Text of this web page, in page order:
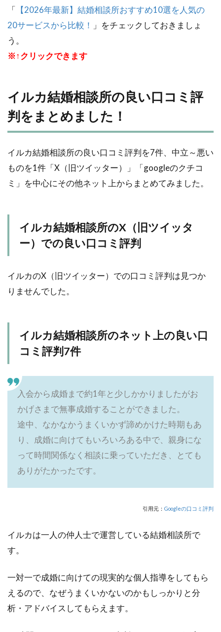
「 【2026年最新】結婚相談所おすすめ10選を人気の
20サービスから比較！
」をチェックしておきましょ
う。
※↑クリックできます
イルカ結婚相談所の良い口コミ評
判をまとめました！
イルカ結婚相談所の良い口コミ評判を7件、中立～悪い
ものを1件「X（旧ツイッター）」「googleのクチコ
ミ」を中心にその他ネット上からまとめてみました。
イルカ結婚相談所のX（旧ツイッタ
ー）での良い口コミ評判
イルカのX（旧ツイッター）での口コミ評判は見つか
りませんでした。
イルカ結婚相談所のネット上の良い口
コミ評判7件
入会から成婚まで約1年と少しかかりましたがお
かげさまで無事成婚することができました。
途中、なかなかうまくいかず諦めかけた時期もあ
り、成婚に向けてもいろいろある中で、親身にな
って時間関係なく相談に乗っていただき、とても
ありがたかったです。
引用元： Googleの口コミ評判
イルカは一人の仲人士で運営している結婚相談所で
す。
一対一で成婚に向けての現実的な個人指導をしてもら
えるので、なぜうまくいかないのかもしっかりと分
析・アドバイスしてもらえます。